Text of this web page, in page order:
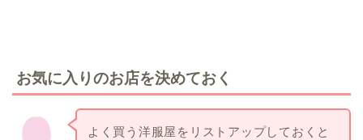
お気に入りのお店を決めておく
よく買う洋服屋をリストアップしておくと